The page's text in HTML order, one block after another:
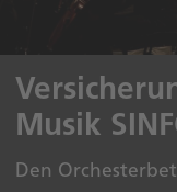
Musik
Den